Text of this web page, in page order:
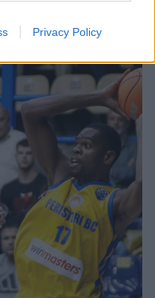
Privacy Policy